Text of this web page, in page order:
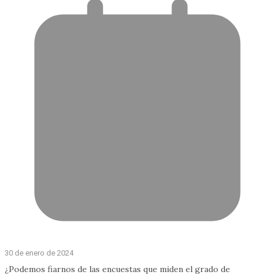
30 de enero de 2024
¿Podemos fiarnos de las encuestas que miden el grado de